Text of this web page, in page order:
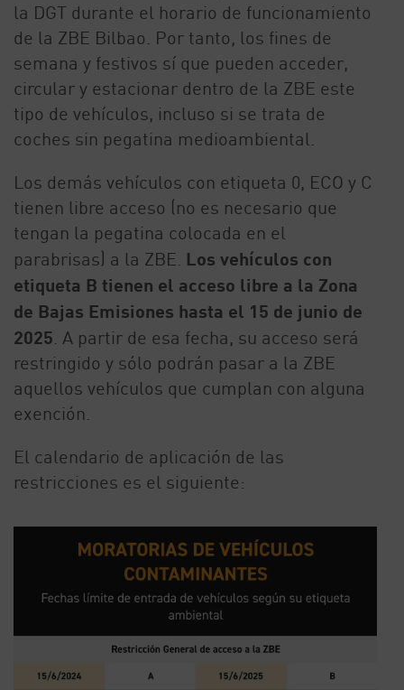
la DGT durante el horario de funcionamiento
de la ZBE Bilbao. Por tanto, los fines de
semana y festivos sí que pueden acceder,
circular y estacionar dentro de la ZBE este
tipo de vehículos, incluso si se trata de
coches sin pegatina medioambiental.
Los demás vehículos con etiqueta 0, ECO y C
tienen libre acceso (no es necesario que
tengan la pegatina colocada en el
parabrisas) a la ZBE. Los vehículos con
etiqueta B tienen el acceso libre a la Zona
de Bajas Emisiones hasta el 15 de junio de
2025. A partir de esa fecha, su acceso será
restringido y sólo podrán pasar a la ZBE
aquellos vehículos que cumplan con alguna
exención.
El calendario de aplicación de las
restricciones es el siguiente: